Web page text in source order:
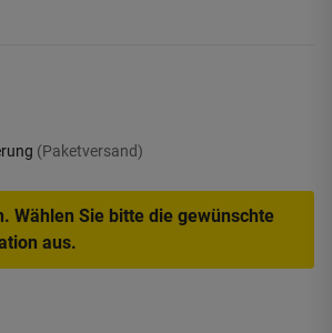
(Paketversand)
Wählen Sie bitte die gewünschte
aus.